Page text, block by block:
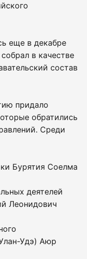
еще в декабре
в качестве
состав
придало
обратились
Среди
Бурятия Соелма
деятелей
Леонидович
Удэ) Аюр